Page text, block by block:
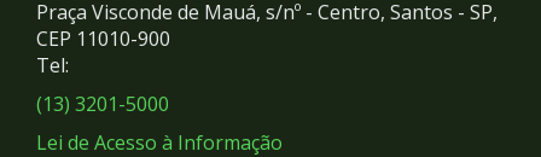
Redes
Sociais
Praça Visconde de Mauá, s/nº - Centro, Santos - SP,
CEP 11010-900
Tel:
(13) 3201-5000
Lei de Acesso à Informação